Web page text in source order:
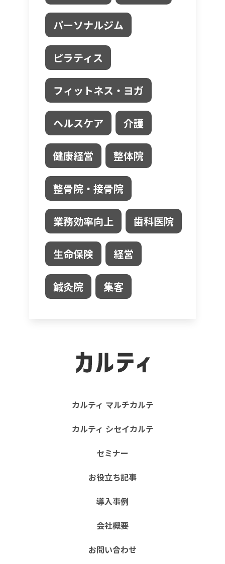
パーソナルジム
ピラティス
フィットネス・ヨガ
ヘルスケア 介護
健康経営 整体院
整骨院・接骨院
業務効率向上 歯科医院
生命保険 経営
鍼灸院 集客
カルティ マルチカルテ
カルティ シセイカルテ
セミナー
お役立ち記事
導入事例
会社概要
お問い合わせ